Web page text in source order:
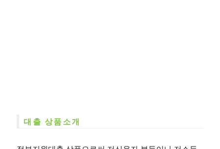
대출 상품소개